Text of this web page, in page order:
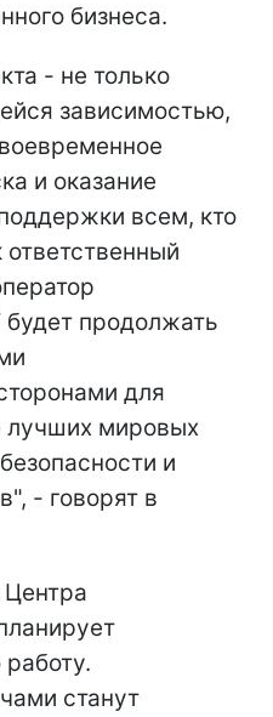
бизнеса.
- не только
зависимостью,
и оказание
всем, кто
будет продолжать
для
лучших мировых
и
- говорят в
станут